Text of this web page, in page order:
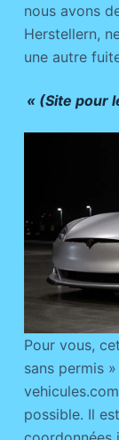
nous avons
Herstellern,
une autre
« (Site pour
Pour vous,
sans permis
possible. Il